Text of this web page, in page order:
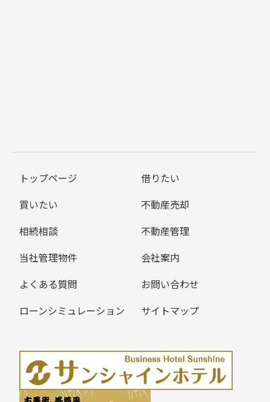
トップページ
借りたい
買いたい
不動産売却
相続相談
不動産管理
当社管理物件
会社案内
よくある質問
お問い合わせ
ローンシミュレーション
サイトマップ